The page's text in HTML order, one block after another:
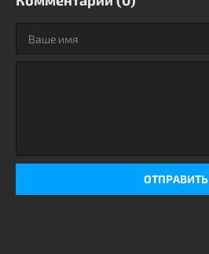
ОТПРАВИТЬ